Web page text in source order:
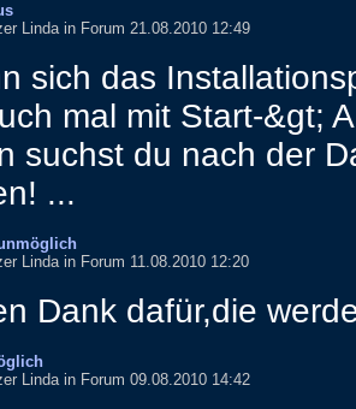
Linda in Forum 21.08.2010 12:49
sich das
mal mit Start-&gt;
suchst du nach der
! ...
Linda in Forum 11.08.2010 12:20
Dank dafür,die
Linda in Forum 09.08.2010 14:42